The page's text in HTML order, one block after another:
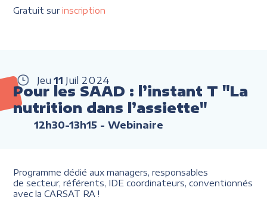
Gratuit surinscription
Jeu 11 Juil 2024
Pour les SAAD : l’instant T "La
nutrition dans l’assiette"
12h30-13h15 - Webinaire
Programme dédié aux managers, responsables
de secteur, référents, IDE coordinateurs, conventionnés
avec la CARSAT RA !